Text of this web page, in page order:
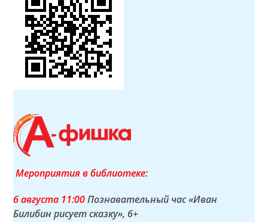
Мероприятия в библиотеке:
6 августа 11:00Познавательный час «Иван
Билибин рисует сказку», 6+